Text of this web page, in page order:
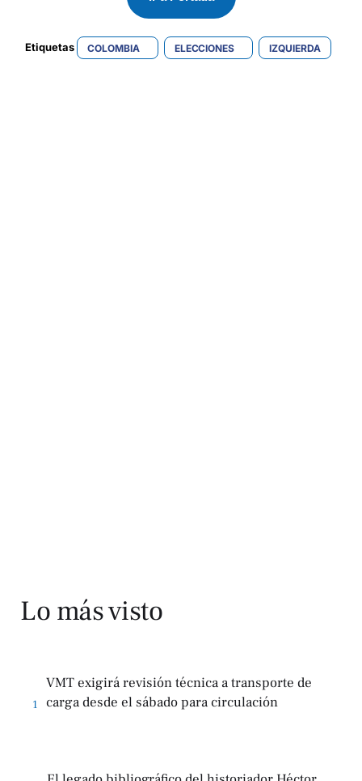
Etiquetas COLOMBIA ELECCIONES IZQUIERDA
Lo más visto
1
VMT exigirá revisión técnica a transporte de
carga desde el sábado para circulación